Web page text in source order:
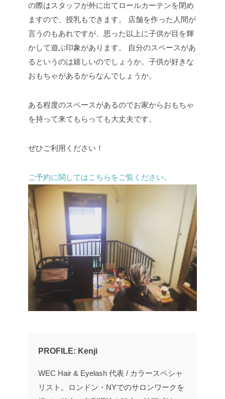
の際はスタッフが外に出てロールカーテンを閉め
ますので、授乳もできます。
店舗を作った人間が
言うのもあれですが、思った以上に子供が目を輝
かして遊ぶ印象があります。
自分のスペースがあ
るというのは嬉しいのでしょうか。子供が好きな
おもちゃがあるからなんでしょうか。
ある程度のスペースがあるのでお家からおもちゃ
を持って来てもらっても大丈夫です。
ぜひご利用ください！
ご予約に関してはこちらをご覧ください。
PROFILE: Kenji
WEC Hair & Eyelash 代表 / カラースペシャ
リスト。ロンドン・NYでのサロンワークを